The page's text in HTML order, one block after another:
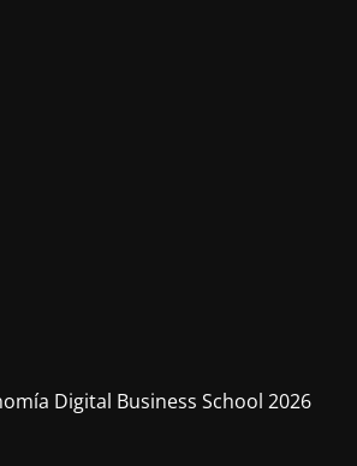
Digital Business School 2026